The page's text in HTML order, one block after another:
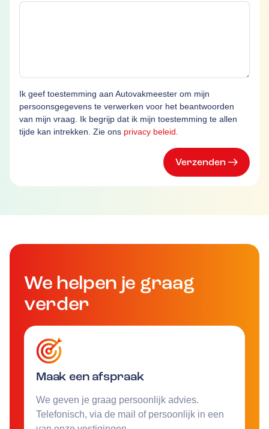
Ik geef toestemming aan Autovakmeester om mijn
persoonsgegevens te verwerken voor het beantwoorden
van mijn vraag. Ik begrijp dat ik mijn toestemming te allen
tijde kan intrekken. Zie ons privacy beleid
Verzenden
We helpen je graag
verder
Maak een afspraak
We geven je graag persoonlijk advies.
Telefonisch, via de mail of persoonlijk in een